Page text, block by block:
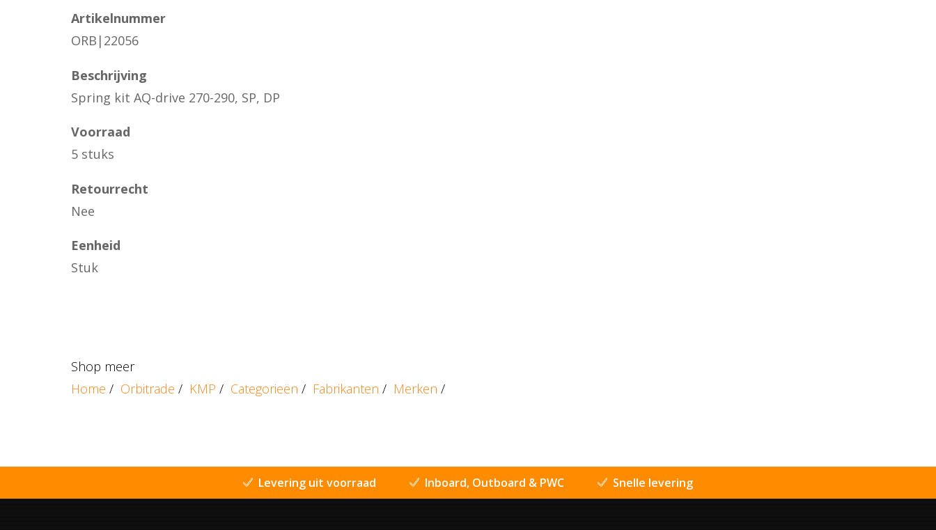
Artikelnummer
ORB|22056
Beschrijving
Spring kit AQ-drive 270-290, SP, DP
Voorraad
5 stuks
Retourrecht
Nee
Eenheid
Stuk
Shop meer
Home / Orbitrade / KMP / Categorieën / Fabrikanten / Merken /
Levering uit voorraad Inboard, Outboard & PWC Snelle levering